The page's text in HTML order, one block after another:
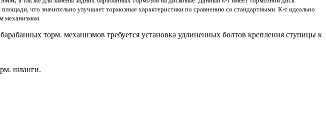
что значительно улучшает тормозные характеристики по сравнению со стандартными. К-т идеально
механизмам.
торм. механизмов требуется установка удлиненных болтов крепления ступицы к
шланги.